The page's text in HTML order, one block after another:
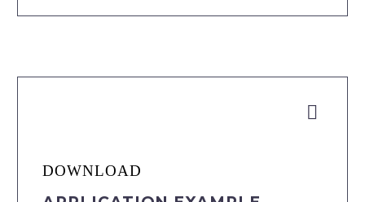


DOWNLOAD